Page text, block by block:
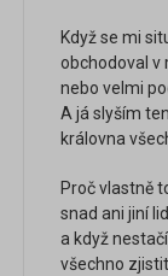
Když se mi
obchodoval v
nebo velmi
A já slyším
královna
Proč vlastně
snad ani jiní
a když
všechno